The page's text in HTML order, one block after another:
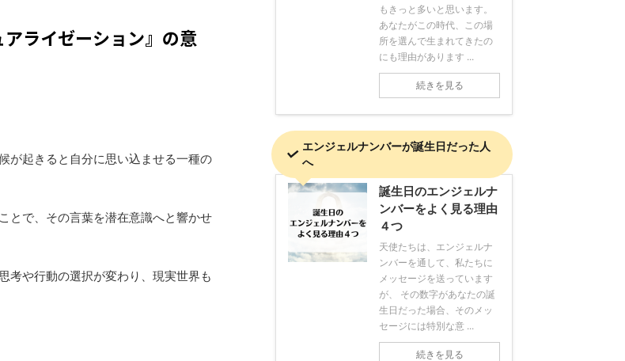
アライゼーション』の意
が起きると自分に思い込ませる一種の
とで、その言葉を潜在意識へと響かせ
考や行動の選択が変わり、現実世界も
もきっと多いと思います。
あなたがこの時代、この場
所を選んで生まれてきたの
にも理由があります ...
続きを見る
エンジェルナンバーが誕生日だった人
へ
誕生日のエンジェルナ
ンバーをよく見る理由
４つ
天使たちは、エンジェルナ
ンバーを通して、私たちに
メッセージを送っています
が、 その数字があなたの誕
生日だった場合、そのメッ
セージには特別な意 ...
続きを見る